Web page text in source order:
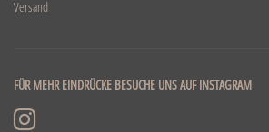
Versand
FÜR MEHR EINDRÜCKE BESUCHE UNS AUF INSTAGRAM